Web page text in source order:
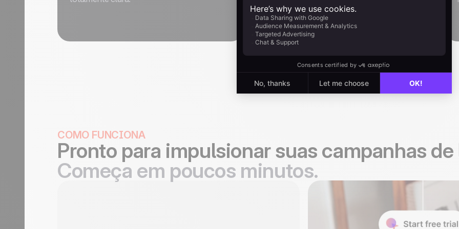
COMO FUNCIONA
Pronto para impulsionar suas campanhas
Começa em poucos minutos.